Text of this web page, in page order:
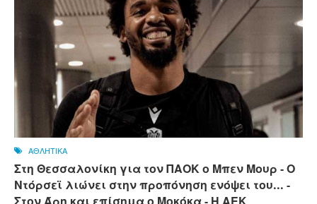
ΑΘΛΗΤΙΚΑ
Στη Θεσσαλονίκη για τον ΠΑΟΚ ο Μπεν Μουρ - Ο
Ντόρσεϊ λιώνει στην προπόνηση ενόψει του... -